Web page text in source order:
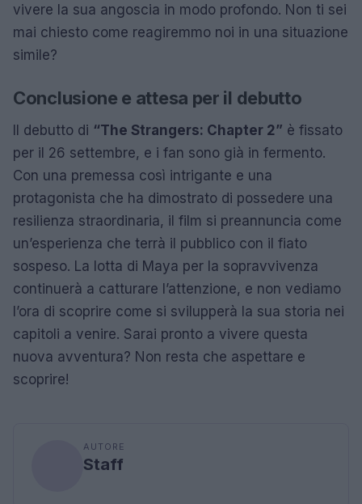
vivere la sua angoscia in modo profondo. Non ti sei
mai chiesto come reagiremmo noi in una situazione
simile?
Conclusione e attesa per il debutto
Il debutto di “The Strangers: Chapter 2” è fissato
per il 26 settembre, e i fan sono già in fermento.
Con una premessa così intrigante e una
protagonista che ha dimostrato di possedere una
resilienza straordinaria, il film si preannuncia come
un’esperienza che terrà il pubblico con il fiato
sospeso. La lotta di Maya per la sopravvivenza
continuerà a catturare l’attenzione, e non vediamo
l’ora di scoprire come si svilupperà la sua storia nei
capitoli a venire. Sarai pronto a vivere questa
nuova avventura? Non resta che aspettare e
scoprire!
AUTORE
Staff